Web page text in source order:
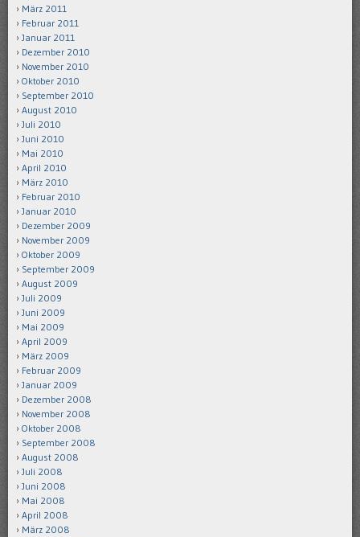
März 2011
Februar 2011
Januar 2011
Dezember 2010
November 2010
Oktober 2010
September 2010
August 2010
Juli 2010
Juni 2010
Mai 2010
April 2010
März 2010
Februar 2010
Januar 2010
Dezember 2009
November 2009
Oktober 2009
September 2009
August 2009
Juli 2009
Juni 2009
Mai 2009
April 2009
März 2009
Februar 2009
Januar 2009
Dezember 2008
November 2008
Oktober 2008
September 2008
August 2008
Juli 2008
Juni 2008
Mai 2008
April 2008
März 2008